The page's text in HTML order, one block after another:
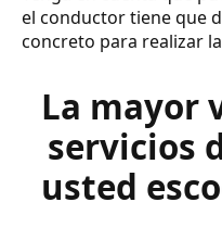
el conductor tiene que
concreto para realizar
La mayor
servicios
usted